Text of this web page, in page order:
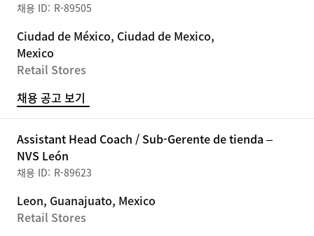
R-89505
Ciudad de México, Ciudad de Mexico,
Mexico
Retail Stores
채용 공고 보기
Assistant Head Coach / Sub-Gerente de tienda –
NVS León
R-89623
Leon, Guanajuato, Mexico
Retail Stores